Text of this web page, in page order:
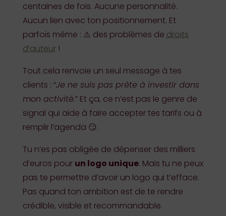
centaines de fois. Aucune personnalité.
Aucun lien avec ton positionnement. Et
parfois même : ⚠️ des problèmes dedroits
d’auteur!
Tout cela renvoie un seul message à tes
clients : “Je ne suis pas prête à investir dans
mon activité.” Et ça, ce n’est pas le genre de
signal qui aide à faire accepter tes tarifs ou à
remplir l’agenda 😏.
Tu n’es pas obligée de dépenser des milliers
d’euros pour un logo unique. Mais tu ne peux
pas te permettre d’avoir un logo qui t’efface.
Pas quand ton ambition est de te rendre
crédible, visible et recommandable.